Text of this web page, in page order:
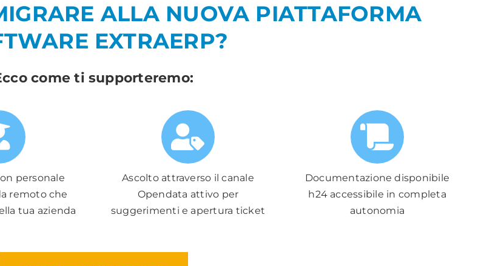
ALLA NUOVA PIATTAFORMA
EXTRAERP?
come ti supporteremo:
personale
remoto che
tua azienda
Ascolto attraverso il canale
Opendata attivo per
suggerimenti e apertura ticket
Documentazione disponibile
h24 accessibile in completa
autonomia